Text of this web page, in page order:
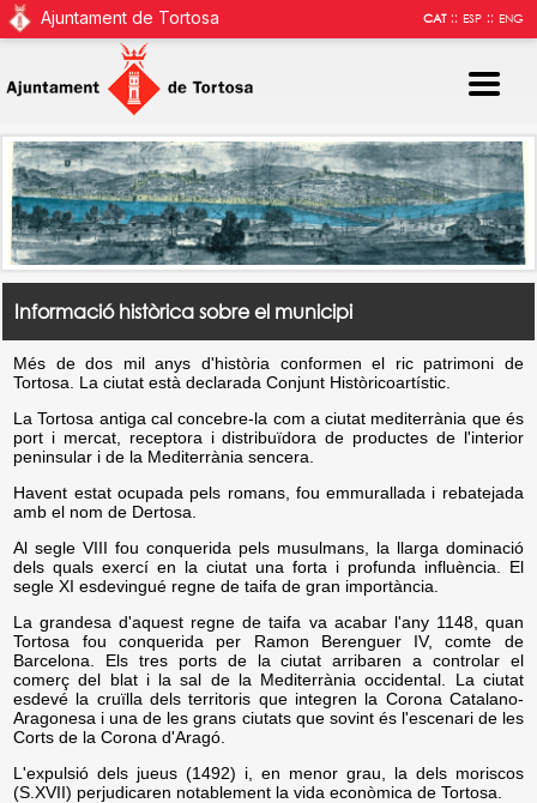
Ajuntament de Tortosa CAT::ESP ::ENG
Informació històrica sobre el municipi
Més de dos mil anys d'història conformen el ric patrimoni de
Tortosa. La ciutat està declarada Conjunt Històricoartístic.
La Tortosa antiga cal concebre-la com a ciutat mediterrània que és
port i mercat, receptora i distribuïdora de productes de l'interior
peninsular i de la Mediterrània sencera.
Havent estat ocupada pels romans, fou emmurallada i rebatejada
amb el nom de Dertosa.
Al segle VIII fou conquerida pels musulmans, la llarga dominació
dels quals exercí en la ciutat una forta i profunda influència. El
segle XI esdevingué regne de taifa de gran importància.
La grandesa d'aquest regne de taifa va acabar l'any 1148, quan
Tortosa fou conquerida per Ramon Berenguer IV, comte de
Barcelona. Els tres ports de la ciutat arribaren a controlar el
comerç del blat i la sal de la Mediterrània occidental. La ciutat
esdevé la cruïlla dels territoris que integren la Corona Catalano-
Aragonesa i una de les grans ciutats que sovint és l'escenari de les
Corts de la Corona d'Aragó.
L'expulsió dels jueus (1492) i, en menor grau, la dels moriscos
(S.XVII) perjudicaren notablement la vida econòmica de Tortosa.